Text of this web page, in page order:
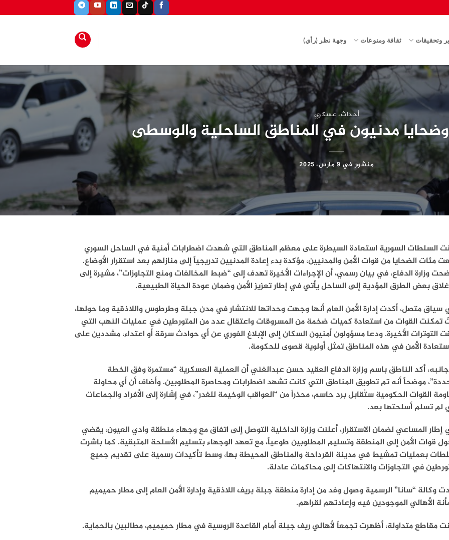
وتحقيقات ثقافة ومنوعات وجهة نظر (رأي)
أحداث،عسكري
مدنيون في المناطق الساحلية والوسطى
منشور في9 مارس، 2025
السلطات السورية استعادة السيطرة على معظم المناطق التي شهدت اضطرابات أمنية في الساحل السوري
مئات الضحايا من قوات الأمن والمدنيين، مؤكدة بدء إعادة المدنيين تدريجياً إلى منازلهم بعد استقرار الأوضاع.
وزارة الدفاع، في بيان رسمي، أن الإجراءات الأخيرة تهدف إلى “ضبط المخالفات ومنع التجاوزات”، مشيرة إلى
بعض الطرق المؤدية إلى الساحل يأتي في إطار تعزيز الأمن وضمان عودة الحياة الطبيعية.
سياق متصل، أكدت إدارة الأمن العام أنها وجهت وحداتها للانتشار في مدن جبلة وطرطوس واللاذقية وما حولها،
تمكنت القوات من استعادة كميات ضخمة من المسروقات واعتقال عدد من المتورطين في عمليات النهب التي
التوترات الأخيرة. ودعا مسؤولون أمنيون السكان إلى الإبلاغ الفوري عن أي حوادث سرقة أو اعتداء، مشددين على
الأمن في هذه المناطق تمثل أولوية قصوى للحكومة.
أكد الناطق باسم وزارة الدفاع العقيد حسن عبدالغني أن العملية العسكرية “مستمرة وفق الخطة
موضحاً أنه تم تطويق المناطق التي كانت تشهد اضطرابات ومحاصرة المطلوبين. وأضاف أن أي محاولة
القوات الحكومية ستُقابل برد حاسم، محذراً من “العواقب الوخيمة للغدر”، في إشارة إلى الأفراد والجماعات
لم تسلم أسلحتها بعد.
المساعي لضمان الاستقرار، أعلنت وزارة الداخلية التوصل إلى اتفاق مع وجهاء منطقة وادي العيون، يقضي
قوات الأمن إلى المنطقة وتسليم المطلوبين طوعياً، مع تعهد الوجهاء بتسليم الأسلحة المتبقية. كما باشرت
بعمليات تمشيط في مدينة القرداحة والمناطق المحيطة بها، وسط تأكيدات رسمية على تقديم جميع
في التجاوزات والانتهاكات إلى محاكمات عادلة.
وكالة “سانا” الرسمية وصول وفد من إدارة منطقة جبلة بريف اللاذقية وإدارة الأمن العام إلى مطار حميميم
الأهالي الموجودين فيه وإعادتهم لقراهم.
مقاطع متداولة، أظهرت تجمعاً لأهالي ريف جبلة أمام القاعدة الروسية في مطار حميميم، مطالبين بالحماية.